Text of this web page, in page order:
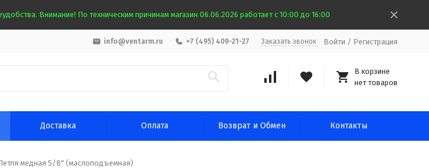
Внимание! По техническим причинам магазин 06.06.2026 работает с 10:00 до 16:00
info@ventarm.ru +7 (495) 409-21-27 Заказать звонок Войти / Регистрация
В корзине
нет товаров
Доставка Оплата Возврат и Обмен Контакты
медная 5/8" (маслоподъемная)